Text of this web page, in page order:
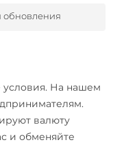
обновления
условия. На нашем
валюту
и обменяйте